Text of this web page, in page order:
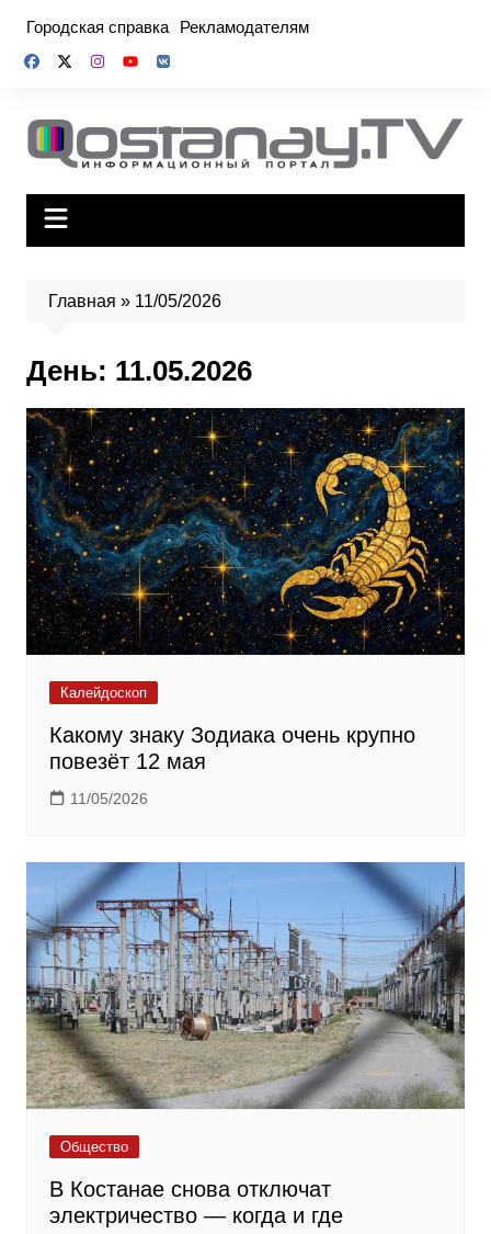
содержимому
Городская справка Рекламодателям
Главная » 11/05/2026
День: 11.05.2026
Калейдоскоп
Какому знаку Зодиака очень крупно
повезёт 12 мая
11/05/2026
Общество
В Костанае снова отключат
электричество — когда и где